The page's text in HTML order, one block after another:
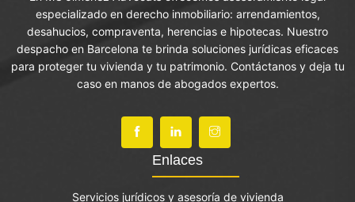
especializado en derecho inmobiliario: arrendamientos,
desahucios, compraventa, herencias e hipotecas. Nuestro
despacho en Barcelona te brinda soluciones jurídicas eficaces
para proteger tu vivienda y tu patrimonio. Contáctanos y deja tu
caso en manos de abogados expertos.
Enlaces
Servicios jurídicos y asesoría de vivienda